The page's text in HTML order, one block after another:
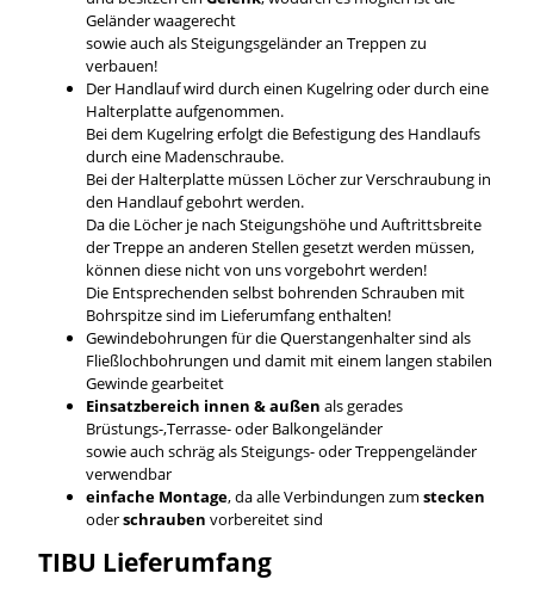
Geländer waagerecht
sowie auch als Steigungsgeländer an Treppen zu
verbauen!
Der Handlauf wird durch einen Kugelring oder durch eine
Halterplatte aufgenommen.
Bei dem Kugelring erfolgt die Befestigung des Handlaufs
durch eine Madenschraube.
Bei der Halterplatte müssen Löcher zur Verschraubung in
den Handlauf gebohrt werden.
Da die Löcher je nach Steigungshöhe und Auftrittsbreite
der Treppe an anderen Stellen gesetzt werden müssen,
können diese nicht von uns vorgebohrt werden!
Die Entsprechenden selbst bohrenden Schrauben mit
Bohrspitze sind im Lieferumfang enthalten!
Gewindebohrungen für die Querstangenhalter sind als
Fließlochbohrungen und damit mit einem langen stabilen
Gewinde gearbeitet
Einsatzbereich innen & außen als gerades
Brüstungs-,Terrasse- oder Balkongeländer
sowie auch schräg als Steigungs- oder Treppengeländer
verwendbar
einfache Montage, da alle Verbindungen zum stecken
oderschrauben vorbereitet sind
TIBU Lieferumfang